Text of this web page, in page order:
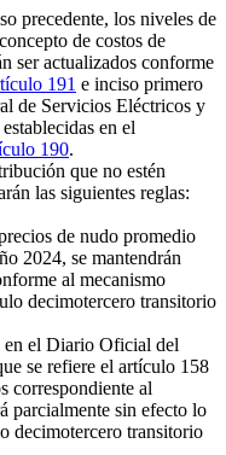
precedente, los niveles de
de costos de
ser actualizados conforme
191 e inciso primero
de Servicios Eléctricos y
en el
190.
que no estén
las siguientes reglas:
de nudo promedio
2024, se mantendrán
al mecanismo
decimotercero transitorio
el Diario Oficial del
se refiere el artículo 158
correspondiente al
parcialmente sin efecto lo
decimotercero transitorio